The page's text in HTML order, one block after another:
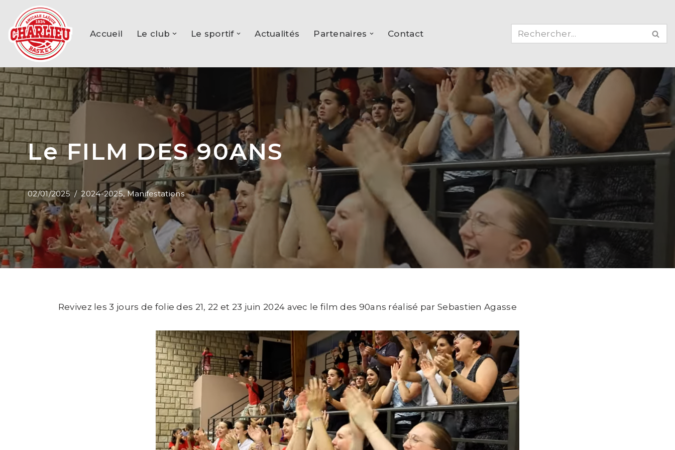
Aller
au
contenu
Accueil Le club Le sportif Actualités Partenaires Contact
Le FILM DES 90ANS
02/01/2025 2024-2025,Manifestations
Revivez les 3 jours de folie des 21, 22 et 23 juin 2024 avec le film des 90ans réalisé par Sebastien Agasse